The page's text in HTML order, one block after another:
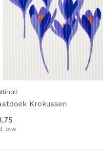
Krokussen
btw